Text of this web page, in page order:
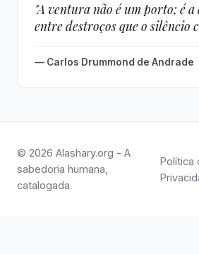
"A ventura não é um porto; é
entre destroços que o silêncio
— Carlos Drummond de Andrade
© 2026 Alashary.org - A
sabedoria humana,
catalogada.
Política